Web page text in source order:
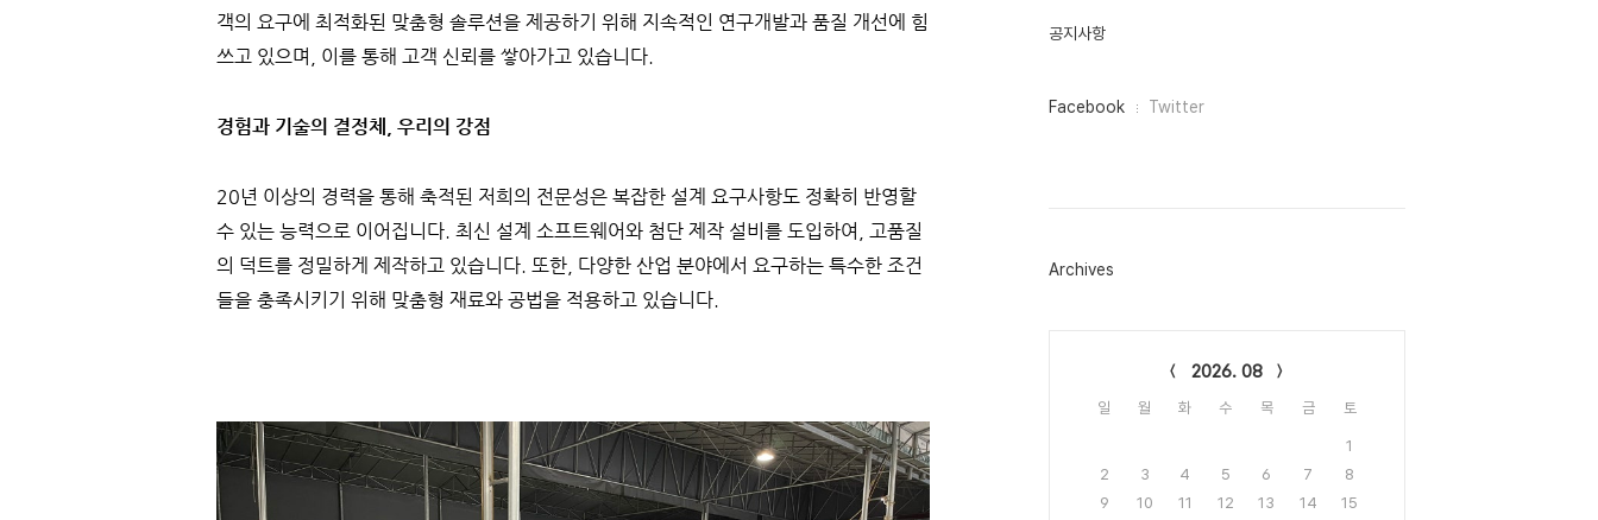
객의 요구에 최적화된 맞춤형 솔루션을 제공하기 위해 지속적인 연구개발과 품질 개선에 힘
쓰고 있으며, 이를 통해 고객 신뢰를 쌓아가고 있습니다.
경험과 기술의 결정체, 우리의 강점
20년 이상의 경력을 통해 축적된 저희의 전문성은 복잡한 설계 요구사항도 정확히 반영할
수 있는 능력으로 이어집니다. 최신 설계 소프트웨어와 첨단 제작 설비를 도입하여, 고품질
의 덕트를 정밀하게 제작하고 있습니다. 또한, 다양한 산업 분야에서 요구하는 특수한 조건
들을 충족시키기 위해 맞춤형 재료와 공법을 적용하고 있습니다.
공지사항
페
그
Facebook Twitter
Archives
2026. 08
일 월 화 수 목 금 토
1
2
3 4 5 6 7
8
9
10 11 12 13 14
15